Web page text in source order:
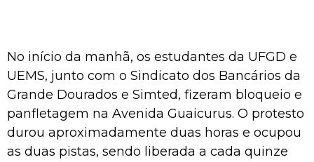
No início da manhã, os estudantes da UFGD e
UEMS, junto com o Sindicato dos Bancários da
Grande Dourados e Simted, fizeram bloqueio e
panfletagem na Avenida Guaicurus. O protesto
durou aproximadamente duas horas e ocupou
as duas pistas, sendo liberada a cada quinze